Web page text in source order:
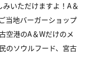
みいただけますよ！A＆
当地バーガーショップ
空港のA＆Wだけのメ
のソウルフード、宮古